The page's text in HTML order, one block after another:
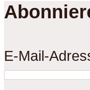
E-Mail-